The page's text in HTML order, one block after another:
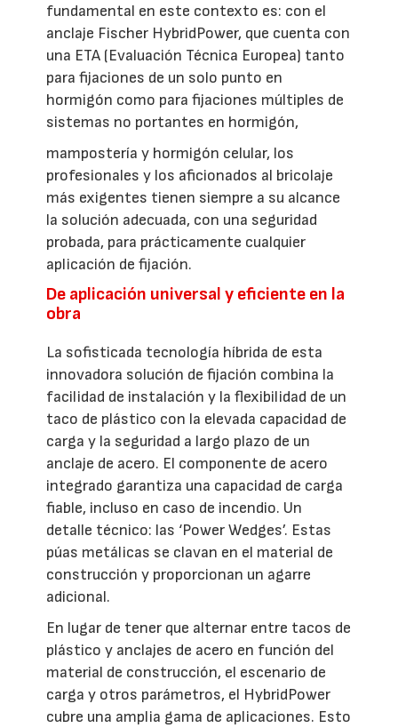
fundamental en este contexto es: con el
anclaje Fischer HybridPower, que cuenta con
una ETA (Evaluación Técnica Europea) tanto
para fijaciones de un solo punto en
hormigón como para fijaciones múltiples de
sistemas no portantes en hormigón,
mampostería y hormigón celular, los
profesionales y los aficionados al bricolaje
más exigentes tienen siempre a su alcance
la solución adecuada, con una seguridad
probada, para prácticamente cualquier
aplicación de fijación.
De aplicación universal y eficiente en la
obra
La sofisticada tecnología híbrida de esta
innovadora solución de fijación combina la
facilidad de instalación y la flexibilidad de un
taco de plástico con la elevada capacidad de
carga y la seguridad a largo plazo de un
anclaje de acero. El componente de acero
integrado garantiza una capacidad de carga
fiable, incluso en caso de incendio. Un
detalle técnico: las ‘Power Wedges’. Estas
púas metálicas se clavan en el material de
construcción y proporcionan un agarre
adicional.
En lugar de tener que alternar entre tacos de
plástico y anclajes de acero en función del
material de construcción, el escenario de
carga y otros parámetros, el HybridPower
cubre una amplia gama de aplicaciones. Esto